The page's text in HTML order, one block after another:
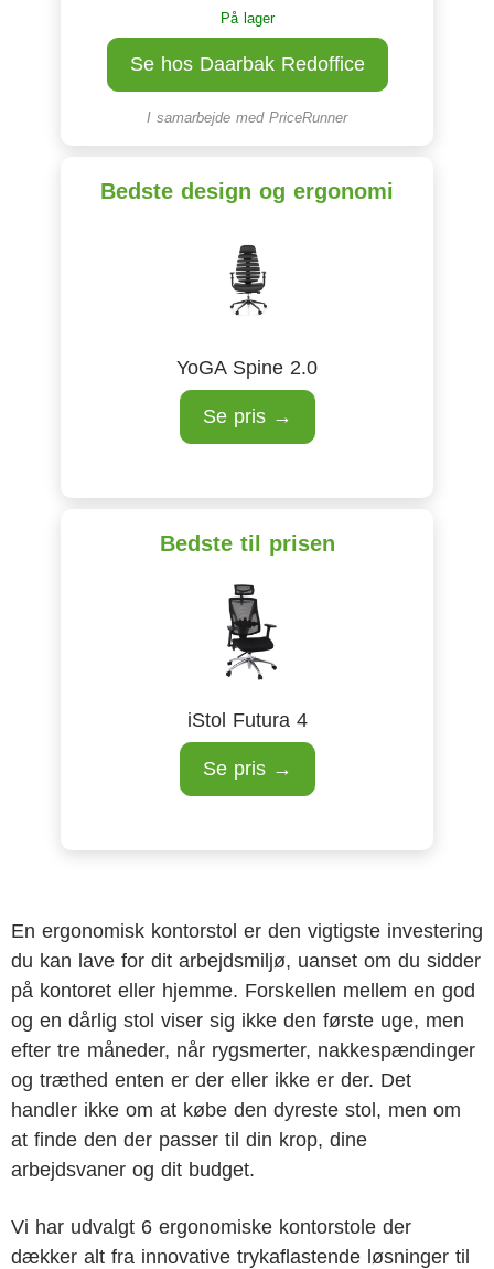
På lager
Se hos Daarbak Redoffice
I samarbejde med PriceRunner
Bedste design og ergonomi
YoGA Spine 2.0
Se pris →
Bedste til prisen
iStol Futura 4
Se pris →
En ergonomisk kontorstol er den vigtigste investering
du kan lave for dit arbejdsmiljø, uanset om du sidder
på kontoret eller hjemme. Forskellen mellem en god
og en dårlig stol viser sig ikke den første uge, men
efter tre måneder, når rygsmerter, nakkespændinger
og træthed enten er der eller ikke er der. Det
handler ikke om at købe den dyreste stol, men om
at finde den der passer til din krop, dine
arbejdsvaner og dit budget.
Vi har udvalgt 6 ergonomiske kontorstole der
dækker alt fra innovative trykaflastende løsninger til